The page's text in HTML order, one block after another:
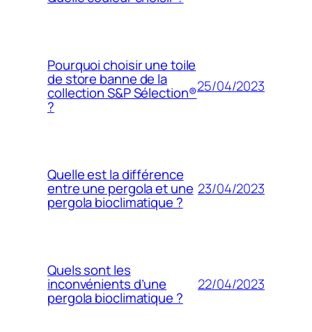
Pourquoi choisir une toile
de store banne de la
collection S&P Sélection®
?
25/04/2023
Quelle est la différence
entre une pergola et une
pergola bioclimatique ?
23/04/2023
Quels sont les
inconvénients d’une
pergola bioclimatique ?
22/04/2023